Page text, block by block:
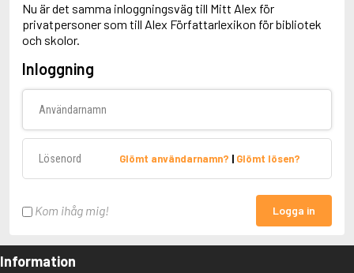
Nu är det samma inloggningsväg till Mitt Alex för
privatpersoner som till Alex Författarlexikon för bibliotek
och skolor.
Inloggning
Glömt användarnamn? | Glömt lösen?
Kom ihåg mig! Logga in
Information